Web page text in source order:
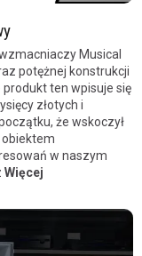
Musical
potężnej konstrukcji
ten wpisuje się
złotych i
że wskoczył
obiektem
w naszym
Więcej